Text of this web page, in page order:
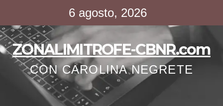
contenido
6 agosto, 2026
ZONALIMITROFE-CBNR.com
CON CAROLINA NEGRETE